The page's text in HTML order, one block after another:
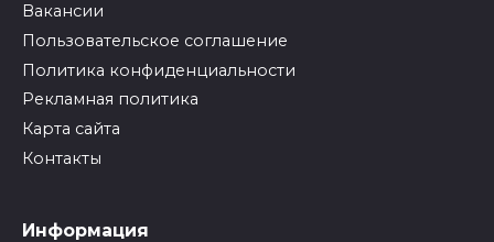
Вакансии
Пользовательское соглашение
Политика конфиденциальности
Рекламная политика
Карта сайта
Контакты
Информация